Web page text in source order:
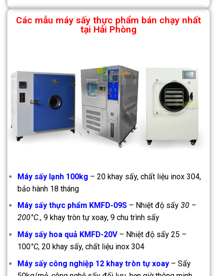
Các mẫu máy sấy thực phẩm bán chạy nhất
tại Hải Phòng
Máy sấy lạnh 100kg – 20 khay sấy, chất liệu inox 304,
bảo hành 18 tháng
Máy sấy thực phẩm KMFD-09S – Nhiệt độ sấy30 –
200°C., 9 khay tròn tự xoay, 9 chu trình sấy
Máy sấy hoa quả KMFD-20V– Nhiệt độ sấy 25 –
100°C, 20 khay sấy, chất liệu inox 304
Máy sấy công nghiệp 12 khay tròn tự xoay – Sấy